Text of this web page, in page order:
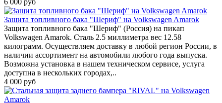
Защита топливного бака "Шериф" на Volkswagen Amarok
Защита топливного бака "Шериф" (Россия) на пикап
Volkswagen Amarok. Сталь 2.5 миллиметра вес 12.58
килограмм. Осуществляем доставку в любой регион России, в
наличии ассортимент на автомобили любого года выпуска.
Возможна установка в нашем техническом сервисе, услуга
доступна в нескольких городах,..
4 000 руб